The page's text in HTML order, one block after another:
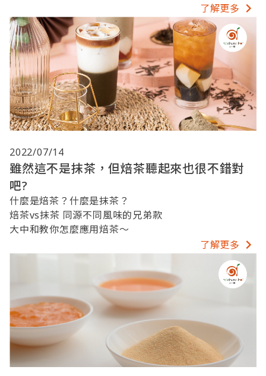
了解更多
2022/07/14
雖然這不是抹茶，但焙茶聽起來也很不錯對
吧?
什麼是焙茶？什麼是抹茶？
焙茶vs抹茶 同源不同風味的兄弟款
大中和教你怎麼應用焙茶～
了解更多